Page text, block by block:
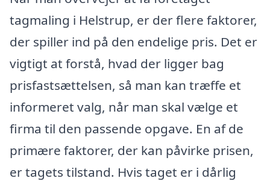
tagmaling i Helstrup, er der flere faktorer,
der spiller ind på den endelige pris. Det er
vigtigt at forstå, hvad der ligger bag
prisfastsættelsen, så man kan træffe et
informeret valg, når man skal vælge et
firma til den passende opgave. En af de
primære faktorer, der kan påvirke prisen,
er tagets tilstand. Hvis taget er i dårlig